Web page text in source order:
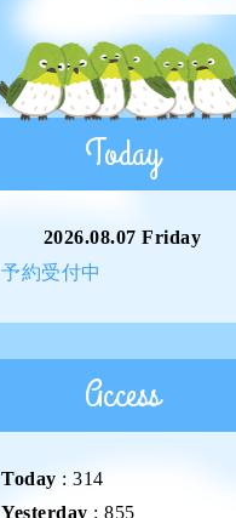
Today
2026.08.07 Friday
予約受付中
Access
Today : 314
Yesterday : 855